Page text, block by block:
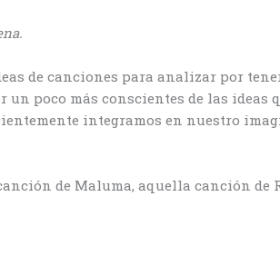
de canciones para analizar por
poco más conscientes de las ideas
integramos en nuestro
de Maluma, aquella canción de